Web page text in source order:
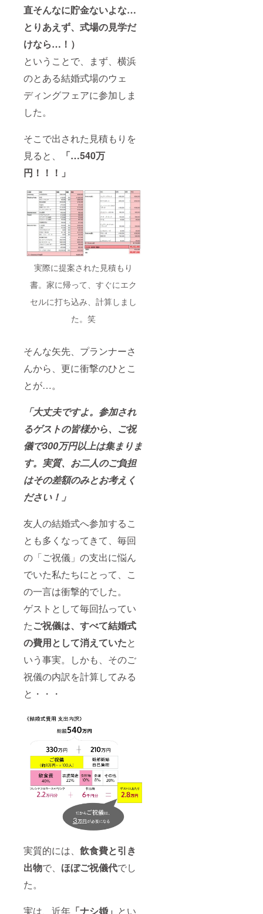
直そんなに貯金ないよな…
とりあえず、式場の見学だ
けなら…！）
ということで、まず、横浜
のとある結婚式場のウェ
ディングフェアに参加しま
した。
そこで出された見積もりを
見ると、
「…540万
円！！！」
実際に提案された見積もり
書。家に帰って、すぐにエク
セルに打ち込み、計算しまし
た。笑
そんな矢先、プランナーさ
んから、更に衝撃のひとこ
とが…。
「大丈夫ですよ。参加され
るゲストの皆様から、 ご祝
儀で300万円以上は集まりま
す。 実質、お二人のご負担
はその差額のみとお考えく
ださい！」
友人の結婚式へ参加するこ
とも多くなってきて、毎回
の「ご祝儀」の支出に悩ん
でいた私たちにとって、こ
の一言は衝撃的でした。
ゲストとして毎回払ってい
たご祝儀は、すべて結婚式
の費用として消えていたと
いう事実。しかも、そのご
祝儀の内訳を計算してみる
と・・・
実質的には、 飲食費と引き
出物で、 ほぼご祝儀代でし
た。
実は、近年 「ナシ婚」 とい